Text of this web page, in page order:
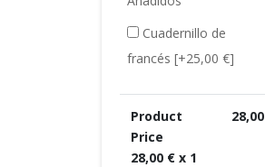
Cuadernillo de
francés [+25,00 €]
Product
Price
28,00 € x 1
28,00